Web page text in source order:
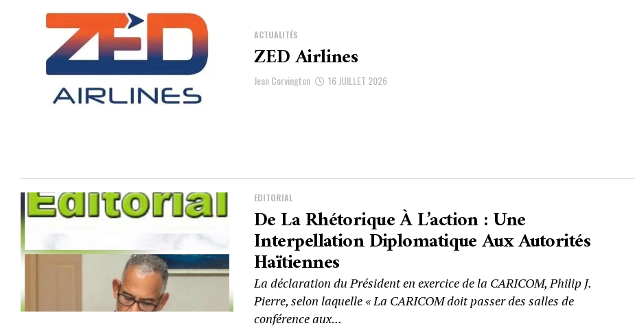
ACTUALITÉS
ZED Airlines
Jean Corvington 16 JUILLET 2026
EDITORIAL
De La Rhétorique À L’action : Une
Interpellation Diplomatique Aux Autorités
Haïtiennes
La déclaration du Président en exercice de la CARICOM, Philip J.
Pierre, selon laquelle « La CARICOM doit passer des salles de
conférence aux...